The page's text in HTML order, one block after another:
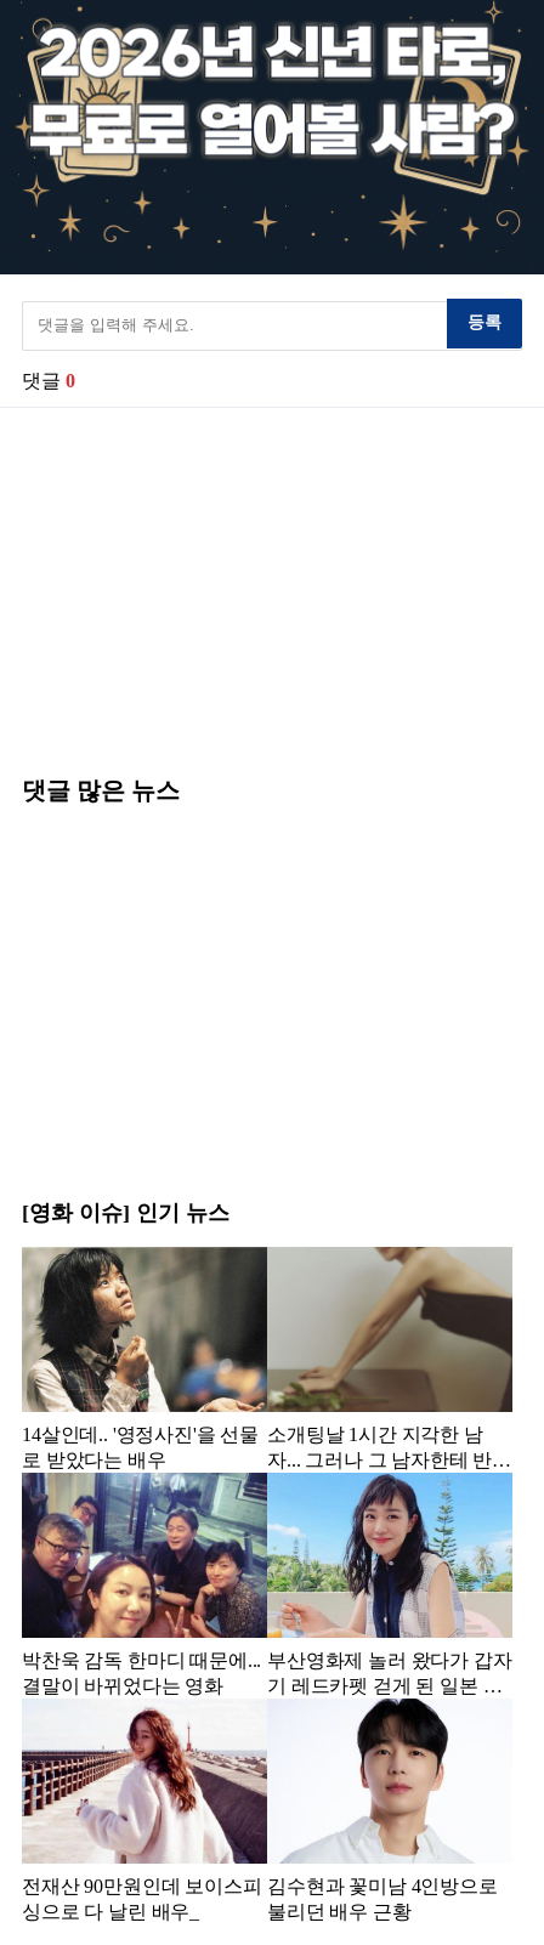
등록
댓글 0
댓글 많은 뉴스
[영화 이슈] 인기 뉴스
14살인데.. '영정사진'을 선물
로 받았다는 배우
소개팅날 1시간 지각한 남
자... 그러나 그 남자한테 반해
서 결혼한 미스코리아
박찬욱 감독 한마디 때문에...
결말이 바뀌었다는 영화
부산영화제 놀러 왔다가 갑자
기 레드카펫 걷게 된 일본 여
전재산 90만원인데 보이스피
싱으로 다 날린 배우_
김수현과 꽃미남 4인방으로
불리던 배우 근황